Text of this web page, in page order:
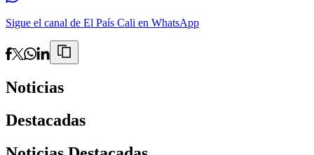
Sigue el canal de El País Cali en WhatsApp
Noticias
Destacadas